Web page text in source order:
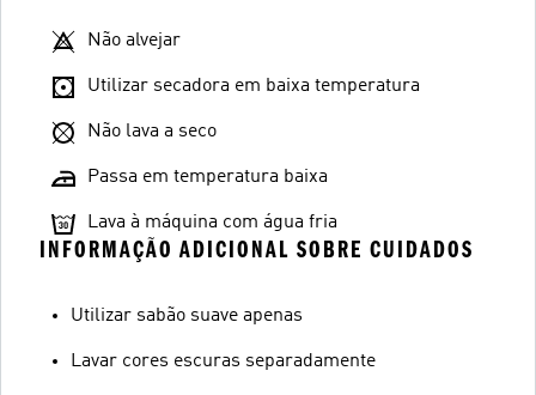
Não alvejar
Utilizar secadora em baixa temperatura
Não lava a seco
Passa em temperatura baixa
Lava à máquina com água fria
INFORMAÇÃO ADICIONAL SOBRE CUIDADOS
Utilizar sabão suave apenas
Lavar cores escuras separadamente